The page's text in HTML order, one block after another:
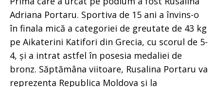
Adriana Portaru. Sportiva de 15 ani a învins-o
în finala mică a categoriei de greutate de 43 kg
pe Aikaterini Katifori din Grecia, cu scorul de 5-
4, și a intrat astfel în posesia medaliei de
bronz. Săptămâna viitoare, Rusalina Portaru va
reprezenta Republica Moldova și la